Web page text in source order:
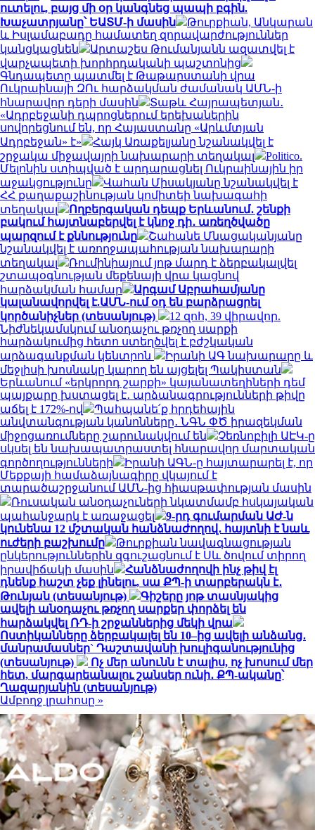
ուտելու, բայց մի օր կանգնեց պապի բգին.
Խաչատրյանը՝ ԵԱՏՄ-ի մասին
Թուրքիան, Անկարան
և Իսլամաբադը համատեղ զորավարժություններ
կանցկացնեն
Արտաշես Թումանյանն ազատվել է
վարչապետի խորհրդականի պաշտոնից
Գնդապետը պատմել է Թաթարստանի վրա
Ուկրաինայի ԶՈւ հարձակման ժամանակ ԱՄՆ-ի
հնարավոր դերի մասին
Տաթև Հայրապետյան․
«Ադրբեջանի դպրոցներում երեխաներին
սովորեցնում են, որ Հայաստանը «Արևմտյան
Ադրբեջան» է»
Հայկ Առաքելյանը նշանակվել է
շրջակա միջավայրի նախարարի տեղակալ
Politico.
Մելոնին ստիպված է արդարացնել Ուկրաինային իր
աջակցությունը
Վահան Միսակյանը նշանակվել է
ՀՀ քաղաքաշինության կոմիտեի նախագահի
տեղակալ
Ողբերգական դեպք Երևանում․ շենքի
բակում հայտնաբերվել է կնոջ դի․ առեղծվածը
պարզում է քննությունը
Շահանե Մնացականյանը
նշանակվել է առողջապահության նախարարի
տեղակալ
Ռումինիայում յոթ մարդ է ձերբակալվել
շտապօգնության մեքենայի վրա կացնով
հարձակման համար
Արգամ Աբրահամյանը
կալանավորվել է.ԱՄՆ-ում օդ են բարձրացրել
կործանիչներ (տեսանյութ)
12 զոհ, 39 վիրավոր.
Նիժնեկամսկում անօդաչու թռչող սարքի
հարձակումից հետո ստեղծվել է բժշկական
արձագանքման կենտրոն
Իրանի ԱԳ նախարարը և
մեջլիսի խոսնակը կարող են այցելել Պակիստան
Երևանում «երկրորդ շարքի» կայանատեղիների դեմ
պայքարը խստացել է․ արձանագրությունների թիվը
աճել է 172%-ով
Պահպանե՛ք հրդեհային
անվտանգության կանոնները․ ՆԳՆ ՓԾ իրազեկման
միջոցառումները շարունակվում են
Չեռնոբիլի ԱԷԿ-ը
սկսել են նախապատրաստել հնարավոր մարտական
գործողությունների
Իրանի ԱԳՆ-ը հայտարարել է, որ
Մեքքայի համաձայնագիրը վկայում է
տարածաշրջանում ԱՄՆ-ից հիասթափության մասին
Ռուսական անօդաչուների նկատմամբ հսկայական
պահանջարկ է առաջացել
9-րդ գումարման ԱԺ-ն
կունենա 12 մշտական հանձնաժողով․ հայտնի է նաև
ուժերի բաշխումը
Թուրքիան նավագնացության
ընկերություններին զգուշացնում է Սև ծովում տիրող
իրավիճակի մասին
Հանձնաժողովի ինչ թիվ էլ
դնենք հաշտ չեք լինելու, սա ՔՊ-ի տարբերակն է․
Թունյան (տեսանյութ)
Գիշերը յոթ տասնյակից
ավելի անօդաչու թռչող սարքեր փորձել են
հարձակվել ՌԴ-ի շրջաններից մեկի վրա
Ոստիկանները ձերբակալել են 10–ից ավելի անձանց․
մանրամասներ` Դաշտավանի խուլիգանությունից
(տեսանյութ)
Ոչ մեր անունն է տալիս, ոչ խոսում մեր
հետ, մարգարեանալու շանսեր ունի․ ՔՊ-ականը՝
Ղազարյանին (տեսանյութ)
Ամբողջ լրահոսը »